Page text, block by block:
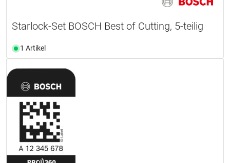
Starlock-Set BOSCH Best of Cutting, 5-teilig
1 Artikel